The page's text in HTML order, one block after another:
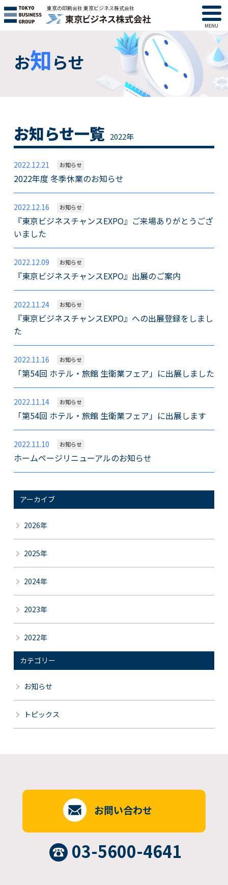
東京の印刷会社 東京ビジネス株式会社
MENU
お知らせ
お知らせ一覧 2022年
2022.12.21 お知らせ
2022年度 冬季休業のお知らせ
2022.12.16 お知らせ
『東京ビジネスチャンスEXPO』ご来場ありがとうござ
いました
2022.12.09 お知らせ
『東京ビジネスチャンスEXPO』出展のご案内
2022.11.24 お知らせ
『東京ビジネスチャンスEXPO』への出展登録をしまし
た
2022.11.16 お知らせ
「第54回 ホテル・旅館 生衛業フェア」に出展しました
2022.11.14 お知らせ
「第54回 ホテル・旅館 生衛業フェア」に出展します
2022.11.10 お知らせ
ホームページリニューアルのお知らせ
アーカイブ
2026年
2025年
2024年
2023年
2022年
カテゴリー
お知らせ
トピックス
お問い合わせ
03-5600-4641